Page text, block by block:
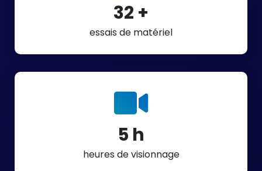
40 +
essais de matériel
6 h
heures de visionnage